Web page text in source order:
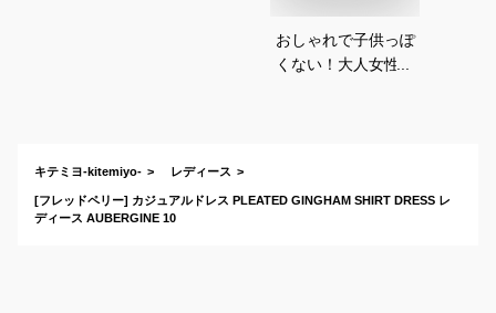
おしゃれで子供っぽ
くない！大人女性に
キテミヨ-kitemiyo- レディース
[フレッドペリー] カジュアルドレス PLEATED GINGHAM SHIRT DRESS レ
ディース AUBERGINE 10